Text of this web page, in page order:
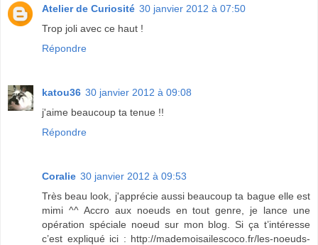
Atelier de Curiosité 30 janvier 2012 à 07:50
Trop joli avec ce haut !
Répondre
katou36 30 janvier 2012 à 09:08
j'aime beaucoup ta tenue !!
Répondre
Coralie 30 janvier 2012 à 09:53
Très beau look, j'apprécie aussi beaucoup ta bague elle est
mimi ^^ Accro aux noeuds en tout genre, je lance une
opération spéciale noeud sur mon blog. Si ça t’intéresse
c’est expliqué ici : http://mademoisailescoco.fr/les-noeuds-